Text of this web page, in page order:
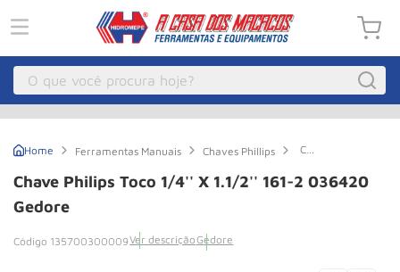
O que você procura hoje?
Ferramentas Manuais Chaves Phillips
Chave
Toco
1/4''
Chave Philips Toco 1/4'' X 1.1/2'' 161-2 036420
Gedore
135700300009Ver descriçãoGedore
º Macaco Hidraulico